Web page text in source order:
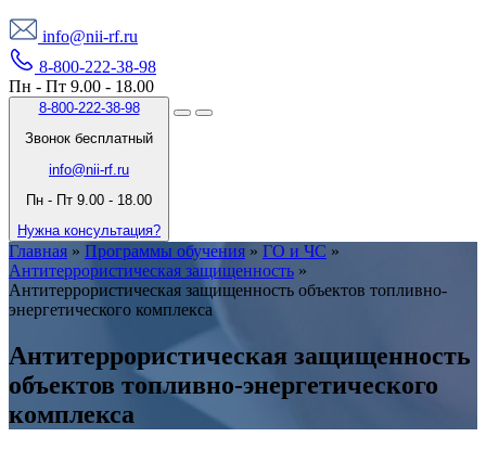
info@nii-rf.ru
8-800-222-38-98
Пн - Пт 9.00 - 18.00
8-800-222-38-98
Звонок бесплатный
info@nii-rf.ru
Пн - Пт 9.00 - 18.00
Нужна консультация?
Главная » Программы обучения » ГО и ЧС »
Антитеррористическая защищенность »
Антитеррористическая защищенность объектов топливно-
энергетического комплекса
Антитеррористическая защищенность
объектов топливно-энергетического
комплекса